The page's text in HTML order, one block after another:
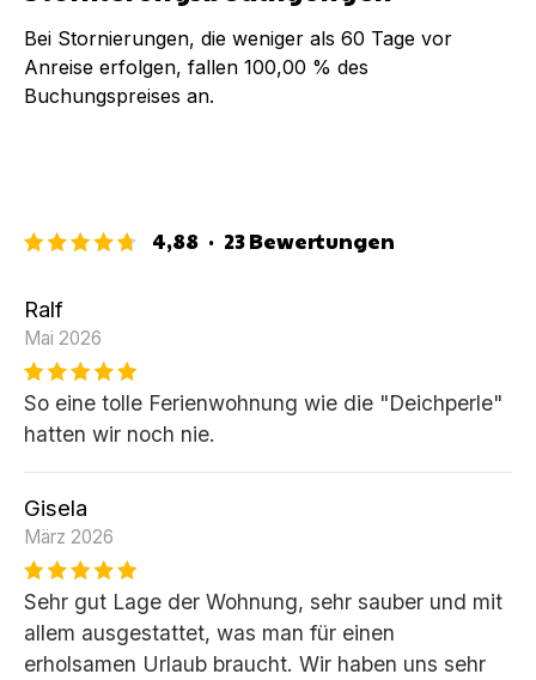
Bei Stornierungen, die weniger als 60 Tage vor
Anreise erfolgen, fallen 100,00 % des
Buchungspreises an.
4,88 · 23Bewertungen
Ralf
Mai 2026
So eine tolle Ferienwohnung wie die "Deichperle"
hatten wir noch nie.
Gisela
März 2026
Sehr gut Lage der Wohnung, sehr sauber und mit
allem ausgestattet, was man für einen
erholsamen Urlaub braucht. Wir haben uns sehr